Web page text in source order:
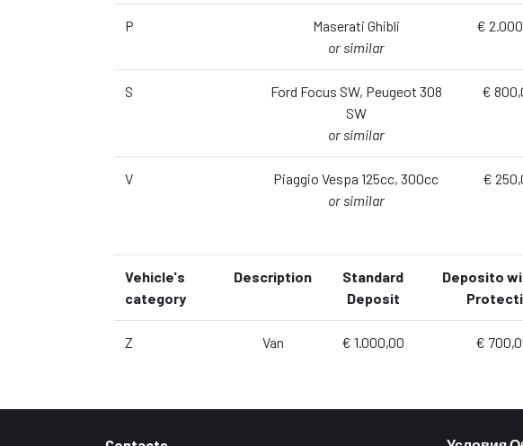
P
Maserati Ghibli
or similar
€
S
Ford Focus SW, Peugeot 308
SW
or similar
€
V
Piaggio Vespa 125cc, 300cc
or similar
€
Vehicle's
category
Description
Standard
Deposit
Deposito
Z Van € 1.000,00 €